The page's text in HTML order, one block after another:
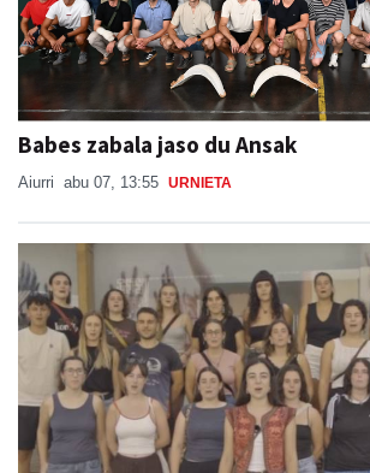
Babes zabala jaso du Ansak
Aiurri abu 07, 13:55 URNIETA